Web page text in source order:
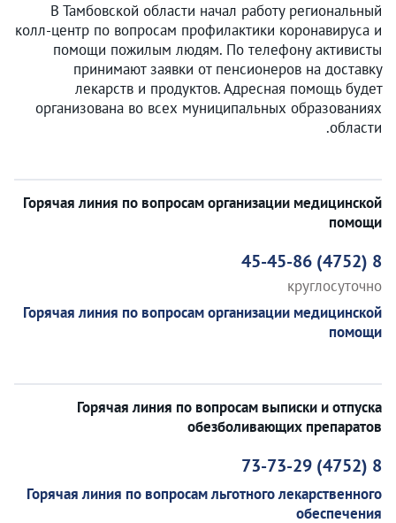
В Тамбовской области начал работу региональный
колл-центр по вопросам профилактики коронавируса и
помощи пожилым людям. По телефону активисты
принимают заявки от пенсионеров на доставку
лекарств и продуктов. Адресная помощь будет
организована во всех муниципальных образованиях
области.
Горячая линия по вопросам организации медицинской
помощи
8 (4752) 45-45-86
круглосуточно
Горячая линия по вопросам организации медицинской
помощи
Горячая линия по вопросам выписки и отпуска
обезболивающих препаратов
8 (4752) 73-73-29
Горячая линия по вопросам льготного лекарственного
обеспечения